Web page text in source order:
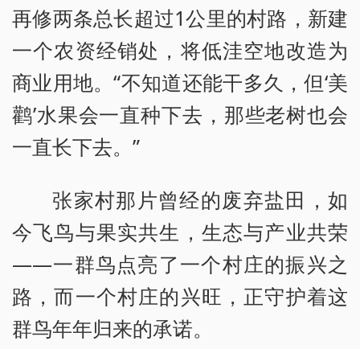
再修两条总长超过1公里的村路，新建
一个农资经销处，将低洼空地改造为
商业用地。“不知道还能干多久，但‘美
鹳’水果会一直种下去，那些老树也会
一直长下去。”
张家村那片曾经的废弃盐田，如
今飞鸟与果实共生，生态与产业共荣
——一群鸟点亮了一个村庄的振兴之
路，而一个村庄的兴旺，正守护着这
群鸟年年归来的承诺。